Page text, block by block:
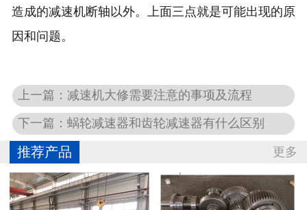
造成的减速机断轴以外。上面三点就是可能出现的原
因和问题。
上一篇：减速机大修需要注意的事项及流程
下一篇：蜗轮减速器和齿轮减速器有什么区别
更多
推荐产品